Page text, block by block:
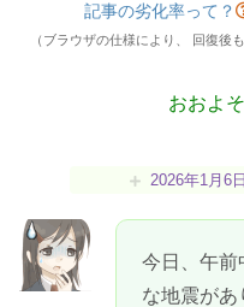
記事の劣化率って？
（ブラウザの仕様により、 回復後
おおよ
2026年1月6
今日、午前
な地震があ